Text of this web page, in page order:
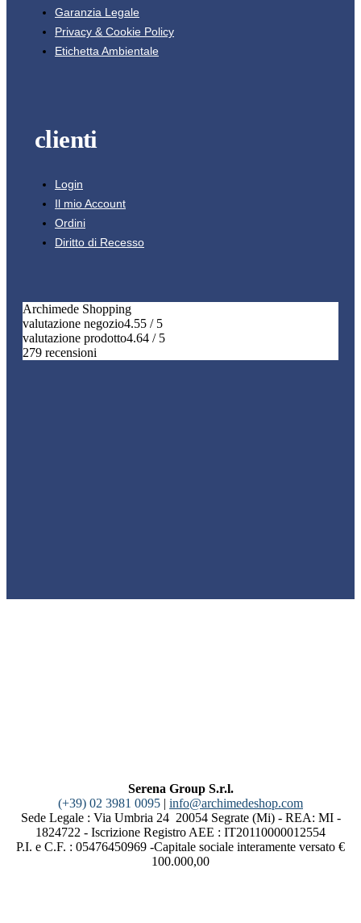
Garanzia Legale
Privacy & Cookie Policy
Etichetta Ambientale
clienti
Login
Il mio Account
Ordini
Diritto di Recesso
Archimede Shopping
valutazione negozio4.55 / 5
valutazione prodotto4.64 / 5
279 recensioni
Serena Group S.r.l.
(+39) 02 3981 0095 | info@archimedeshop.com
Sede Legale : Via Umbria 24 20054 Segrate (Mi) - REA: MI -
1824722 - Iscrizione Registro AEE : IT20110000012554
P.I. e C.F. : 05476450969 -Capitale sociale interamente versato €
100.000,00